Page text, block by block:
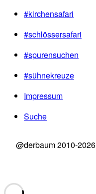
#kirchensafari
#schlössersafari
#spurensuchen
#sühnekreuze
Impressum
Suche
@derbaum 2010-2026